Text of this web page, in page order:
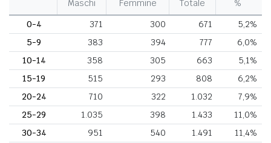
Maschi Femmine Totale
%
0-4
371 300 671
5,2%
5-9
383 394 777
6,0%
10-14
358 305 663
5,1%
15-19
515 293 808
6,2%
20-24
710 322 1.032
7,9%
25-29
1.035 398 1.433
11,0%
30-34
951 540 1.491
11,4%